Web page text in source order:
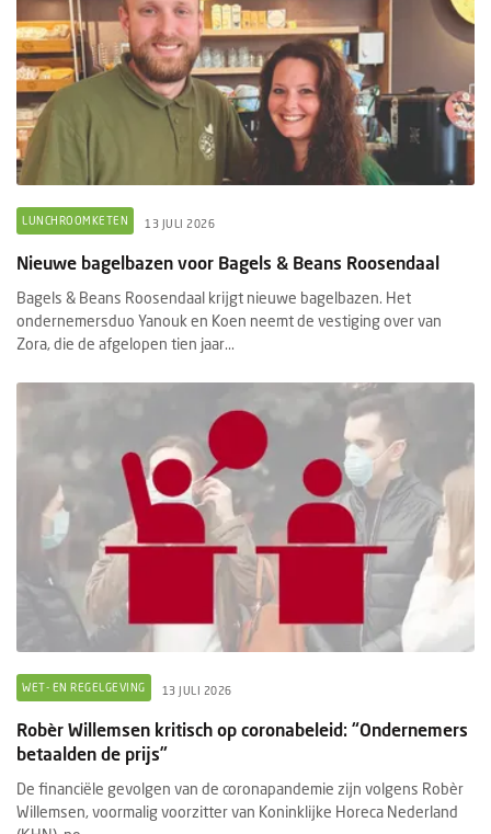
LUNCHROOMKETEN 13 JULI 2026
Nieuwe bagelbazen voor Bagels & Beans Roosendaal
Bagels & Beans Roosendaal krijgt nieuwe bagelbazen. Het
ondernemersduo Yanouk en Koen neemt de vestiging over van
Zora, die de afgelopen tien jaar...
WET- EN REGELGEVING 13 JULI 2026
Robèr Willemsen kritisch op coronabeleid: “Ondernemers
betaalden de prijs”
De financiële gevolgen van de coronapandemie zijn volgens Robèr
Willemsen, voormalig voorzitter van Koninklijke Horeca Nederland